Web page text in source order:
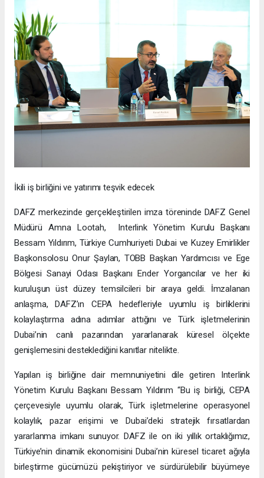
İkili iş birliğini ve yatırımı teşvik edecek
DAFZ merkezinde gerçekleştirilen imza töreninde DAFZ Genel
Müdürü Amna Lootah, Interlink Yönetim Kurulu Başkanı
Bessam Yıldırım, Türkiye Cumhuriyeti Dubai ve Kuzey Emirlikler
Başkonsolosu Onur Şaylan, TOBB Başkan Yardımcısı ve Ege
Bölgesi Sanayi Odası Başkanı Ender Yorgancılar ve her iki
kuruluşun üst düzey temsilcileri bir araya geldi. İmzalanan
anlaşma, DAFZ’ın CEPA hedefleriyle uyumlu iş birliklerini
kolaylaştırma adına adımlar attığını ve Türk işletmelerinin
Dubai’nin canlı pazarından yararlanarak küresel ölçekte
genişlemesini desteklediğini kanıtlar nitelikte.
Yapılan iş birliğine dair memnuniyetini dile getiren Interlink
Yönetim Kurulu Başkanı Bessam Yıldırım “Bu iş birliği, CEPA
çerçevesiyle uyumlu olarak, Türk işletmelerine operasyonel
kolaylık, pazar erişimi ve Dubai’deki stratejik fırsatlardan
yararlanma imkanı sunuyor. DAFZ ile on iki yıllık ortaklığımız,
Türkiye’nin dinamik ekonomisini Dubai’nin küresel ticaret ağıyla
birleştirme gücümüzü pekiştiriyor ve sürdürülebilir büyümeye